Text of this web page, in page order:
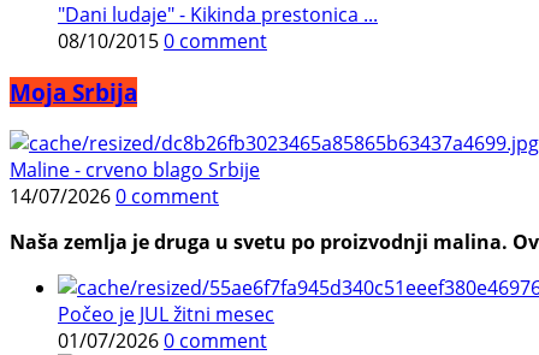
"Dani ludaje" - Kikinda prestonica ...
08/10/20150 comment
Moja Srbija
Maline - crveno blago Srbije
14/07/20260 comment
Naša zemlja je druga u svetu po proizvodnji malina.
Počeo je JUL žitni mesec
01/07/20260 comment